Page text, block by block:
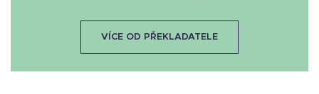
VÍCE OD PŘEKLADATELE